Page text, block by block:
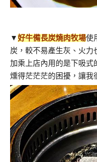
▼好牛備長炭燒肉牧場使
炭，較不易產生灰、火力
加乘上店內用的是下吸式
燻得茫茫茫的困擾，讓我